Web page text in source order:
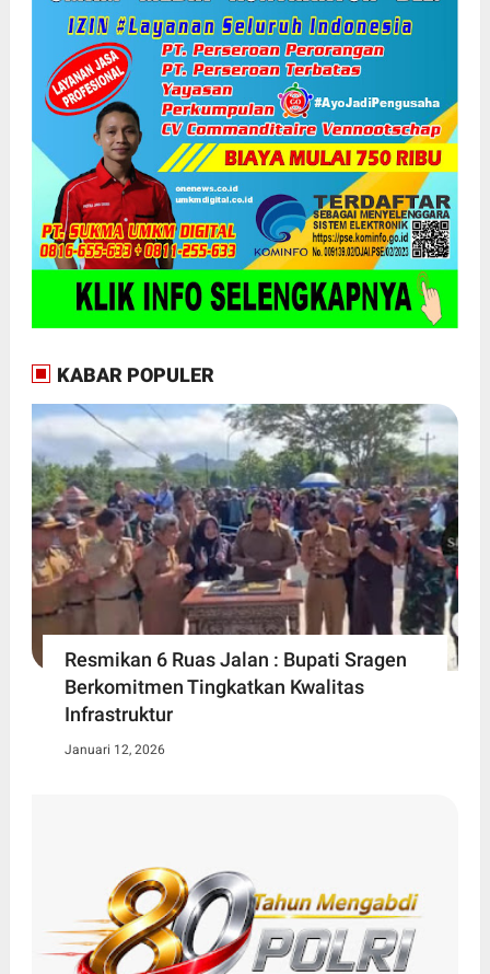
KABAR POPULER
Resmikan 6 Ruas Jalan : Bupati Sragen
Berkomitmen Tingkatkan Kwalitas
Infrastruktur
Januari 12, 2026